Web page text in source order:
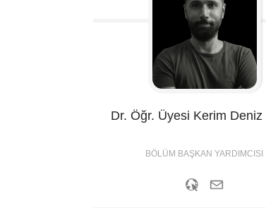
Dr. Öğr. Üyesi Kerim Deniz
BÖLÜM BAŞKAN YARDIMCISI